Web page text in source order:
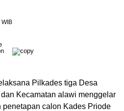
WIB
Pilkades tiga Desa
Kecamatan alawi menggelar
penetapan calon Kades Priode